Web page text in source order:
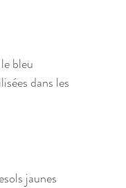
bleu
dans les
jaunes